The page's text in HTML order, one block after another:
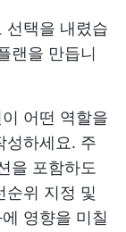
선택을 내렸습
랜을 만듭니
어떤 역할을
성하세요. 주
을 포함하도
순위 지정 및
영향을 미칠